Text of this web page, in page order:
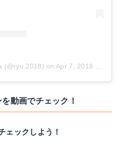
(@ryu.2018) on Apr 7, 2018 at 7:59am PDT
動画でチェック！
ェックしよう！